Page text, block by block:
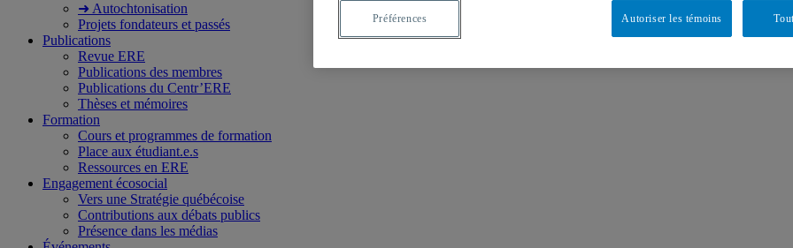
➜ Autochtonisation
Projets fondateurs et passés
Publications
Revue ERE
Publications des membres
Publications du Centr’ERE
Thèses et mémoires
Formation
Cours et programmes de formation
Place aux étudiant.e.s
Ressources en ERE
Engagement écosocial
Vers une Stratégie québécoise
Contributions aux débats publics
Présence dans les médias
Autoriser les témoins
Préférences